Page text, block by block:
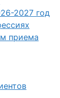
2027 год
приема